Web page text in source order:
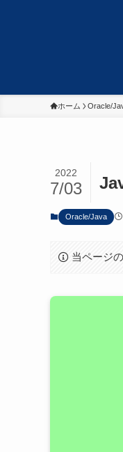
ホーム Oracle/
2022
7/03
Oracle/Java
当ページ